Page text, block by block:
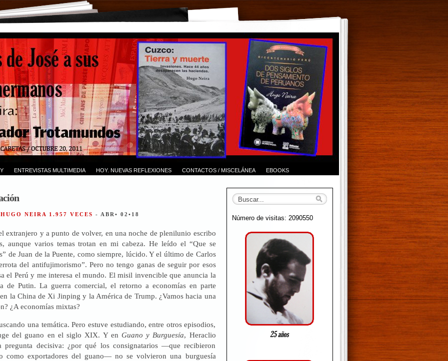
ENTREVISTAS MULTIMEDIA HOY. NUEVAS REFLEXIONES CONTACTOS / MISCELÁNEA EBOOKS
NEIRA 1.957 VECES - ABR• 02•18
extranjero y a punto de volver, en una noche de plenilunio escribo
aunque varios temas trotan en mi cabeza. He leído el “Que se
de Juan de la Puente, como siempre, lúcido. Y el último de Carlos
del antifujimorismo”. Pero no tengo ganas de seguir por esos
el Perú y me interesa el mundo. El misil invencible que anuncia la
de Putin. La guerra comercial, el retorno a economías en parte
la China de Xi Jinping y la América de Trump. ¿Vamos hacia una
¿A economías mixtas?
una temática. Pero estuve estudiando, entre otros episodios,
del guano en el siglo XIX. Y en Guano y Burguesía, Heraclio
pregunta decisiva: ¿por qué los consignatarios —que recibieron
como exportadores del guano— no se volvieron una burguesía
Número de visitas: 2090550